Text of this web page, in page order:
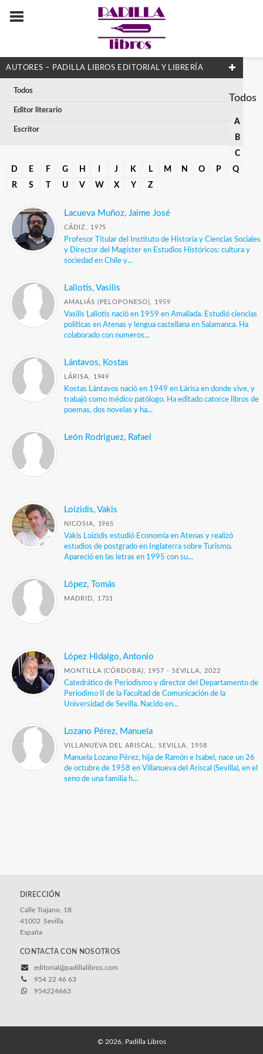
AUTORES – PADILLA LIBROS EDITORIAL Y LIBRERÍA
Todos
Editor literario
Escritor
Todos
A
B
C
D
E F G H J K L M N O P
Q
R
S U V W X Y Z
Lacueva Muñoz, Jaime José
CÁDIZ, 1975
Profesor Titular del Instituto de Historia y Ciencias Sociales
y Director del Magíster en Estudios Históricos: cultura y
sociedad en Chile y...
Laliotis, Vasilis
AMALIÁS (PELOPONESO), 1959
Vasilis Laliotis nació en 1959 en Amaliada. Estudió ciencias
políticas en Atenas y lengua castellana en Salamanca. Ha
colaborado con numeros...
Lántavos, Kostas
LÁRISA, 1949
Kostas Lántavos nació en 1949 en Lárisa en donde vive, y
trabajó como médico patólogo. Ha editado catorce libros de
poemas, dos novelas y ha...
León Rodríguez, Rafael
Loizidis, Vakis
NICOSIA, 1965
Vakis Loizidis estudió Economía en Atenas y realizó
estudios de postgrado en Inglaterra sobre Turismo.
Apareció en las letras en 1995 con su...
López, Tomás
MADRID, 1731
López Hidalgo, Antonio
MONTILLA (CÓRDOBA), 1957 - SEVILLA, 2022
Catedrático de Periodismo y director del Departamento de
Periodimo II de la Facultad de Comunicación de la
Universidad de Sevilla. Nacido en...
Lozano Pérez, Manuela
VILLANUEVA DEL ARISCAL, SEVILLA, 1958
Manuela Lozano Pérez, hija de Ramón e Isabel, nace un 26
de octubre de 1958 en Villanueva del Ariscal (Sevilla), en el
seno de una familia h...
DIRECCIÓN
Calle Trajano, 18
41002 Sevilla
España
CONTACTA CON NOSOTROS
editorial@padillalibros.com
954 22 46 63
954224663
© 2026, Padilla Libros